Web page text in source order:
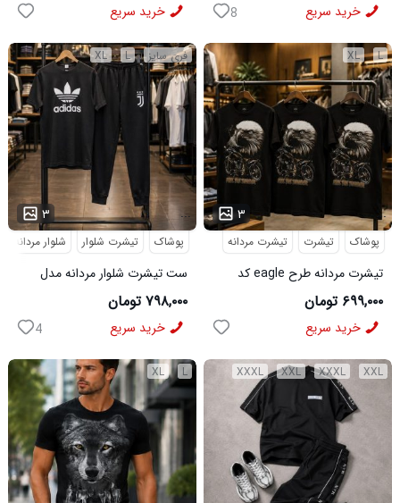
خرید سریع خرید سریع 8
فری سایز L
XL
۳ ...
پوشاک تیشرت شلوار شلوار مردانه
ست تیشرت شلوار مردانه مدل
Adidas کد 6569
۷۹۸,۰۰۰ تومان
خرید سریع 4
L
XL
۳ ...
پوشاک تیشرت تیشرت مردانه
تیشرت مردانه طرح eagle کد
6545
۶۹۹,۰۰۰ تومان
خرید سریع
L
XL XXL
XXXL
XXL
XXXL